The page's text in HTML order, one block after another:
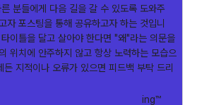
분들에게 다음 길을 갈 수 있도록 도와주
자 포스팅을 통해 공유하고자 하는 것입니
이틀을 달고 살아야 한다면 "왜"라는 의문을
위치에 안주하지 않고 항상 노력하는 모습으
지적이나 오류가 있으면 피드백 부탁 드리
ing™